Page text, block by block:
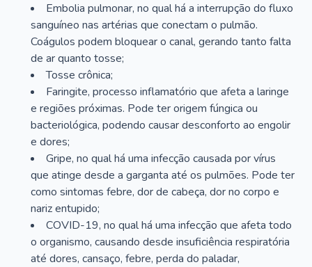
Embolia pulmonar, no qual há a interrupção do fluxo
sanguíneo nas artérias que conectam o pulmão.
Coágulos podem bloquear o canal, gerando tanto falta
de ar quanto tosse;
Tosse crônica;
Faringite, processo inflamatório que afeta a laringe
e regiões próximas. Pode ter origem fúngica ou
bacteriológica, podendo causar desconforto ao engolir
e dores;
Gripe, no qual há uma infecção causada por vírus
que atinge desde a garganta até os pulmões. Pode ter
como sintomas febre, dor de cabeça, dor no corpo e
nariz entupido;
COVID-19, no qual há uma infecção que afeta todo
o organismo, causando desde insuficiência respiratória
até dores, cansaço, febre, perda do paladar,